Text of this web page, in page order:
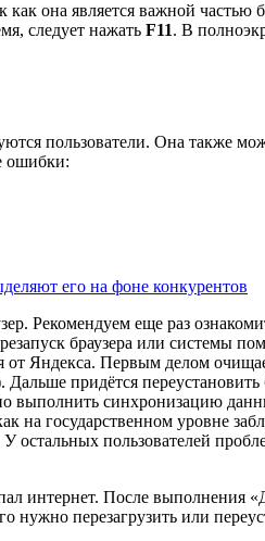
она является важной
следует нажать F11. В
пользователи. Она также
ошибки:
его на фоне конкурентов
Рекомендуем еще раз
браузера или системы
от Яндекса. Первым делом
придётся
выполнить синхронизацию
на государственном уровне
пользователей
интернет. После
нужно перезагрузить или